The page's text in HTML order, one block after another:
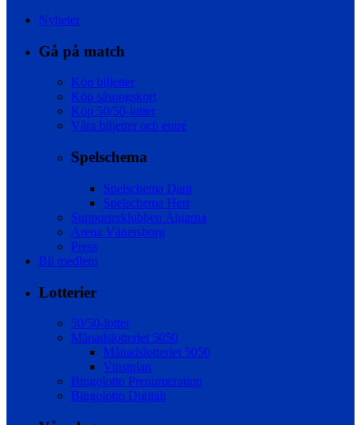
Nyheter
Gå på match
Köp biljetter
Köp säsongskort
Köp 50/50-lotter
Våra biljetter och entré
Spelschema
Spelschema Dam
Spelschema Herr
Supporterklubben Älgarna
Arena Vänersborg
Press
Bli medlem
Lotterier
50/50-lotter
Månadslotteriet 5050
Månadslotteriet 5050
Vinstplan
Bingolotto Prenumeration
Bingolotto Digitalt